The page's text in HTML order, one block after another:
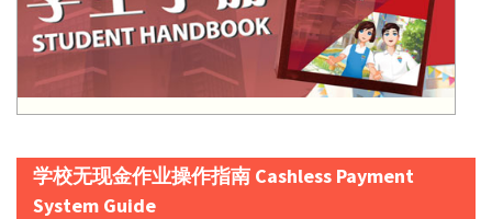
学校无现金作业操作指南 Cashless Payment
System Guide